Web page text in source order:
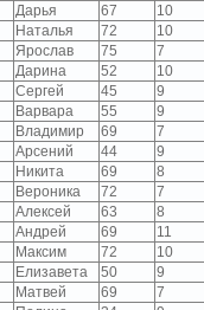
Дарья 67
10
Наталья 72
10
Ярослав 75
7
Дарина 52
10
Сергей 45
9
Варвара 55
9
Владимир 69
7
Арсений 44
9
Никита 69
8
Вероника 72
7
Алексей 63
8
Андрей 69
11
Максим 72
10
Елизавета 50
9
Матвей 69
7